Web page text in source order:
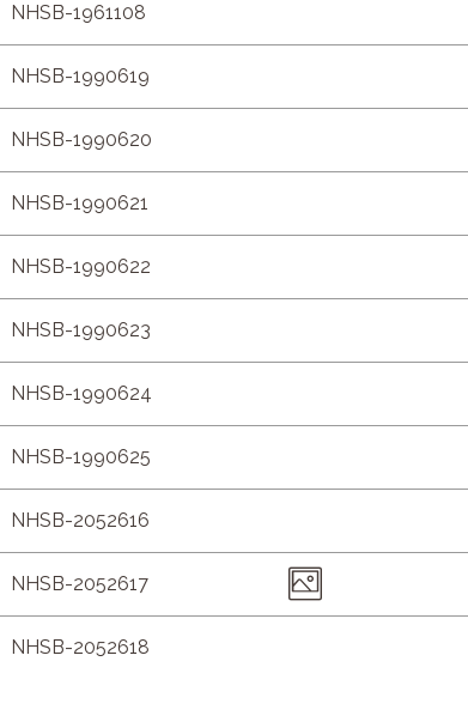
NHSB-1961108
NHSB-1990619
NHSB-1990620
NHSB-1990621
NHSB-1990622
NHSB-1990623
NHSB-1990624
NHSB-1990625
NHSB-2052616
NHSB-2052617
NHSB-2052618